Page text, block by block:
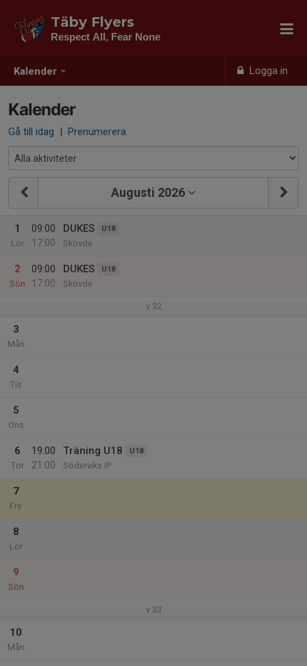
Kalender Logga in
Täby Flyers
Respect All, Fear None
Kalender
Gå till idag | Prenumerera
Augusti 2026
1
Lör
09:00
17:00
DUKES U18
Skövde
2
Sön
09:00
17:00
DUKES U18
Skövde
v.32
3
Mån
4
Tis
5
Ons
6
Tor
19:00
21:00
Träning U18 U18
Söderviks IP
7
Fre
8
Lör
9
Sön
v.33
10
Mån